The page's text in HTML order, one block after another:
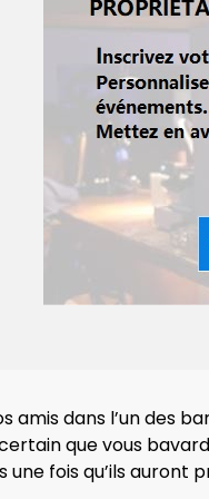
dans l’un des
que vous
fois qu’ils auront